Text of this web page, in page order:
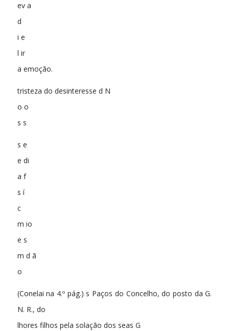
ev a
d
i e
l ir
a emoção.
tristeza do desinteresse d N
o o
s s
s e
e di
a f
s í
c
m io
e s
m d ã
o
(Conelai na 4.º pág.) s Paços do Concelho, do posto da G.
N. R., do
lhores filhos pela solação dos seas G